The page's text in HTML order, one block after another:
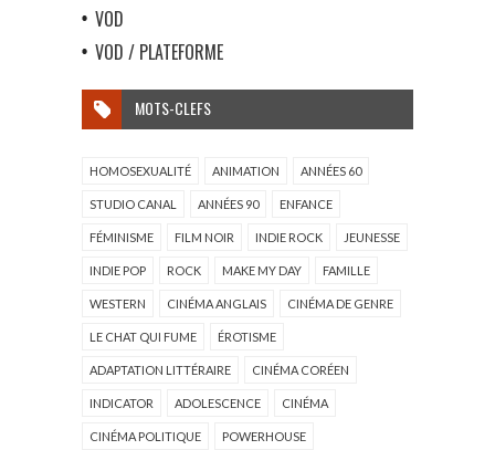
VOD
VOD / PLATEFORME
MOTS-CLEFS
HOMOSEXUALITÉ ANIMATION ANNÉES 60
STUDIO CANAL ANNÉES 90 ENFANCE
FÉMINISME FILM NOIR INDIE ROCK JEUNESSE
INDIE POP ROCK MAKE MY DAY FAMILLE
WESTERN CINÉMA ANGLAIS CINÉMA DE GENRE
LE CHAT QUI FUME ÉROTISME
ADAPTATION LITTÉRAIRE CINÉMA CORÉEN
INDICATOR ADOLESCENCE CINÉMA
CINÉMA POLITIQUE POWERHOUSE